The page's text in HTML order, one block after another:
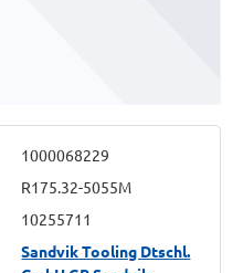
Sandvik Tooling Dtschl.
1000068229
R175.32-5055M
10255711